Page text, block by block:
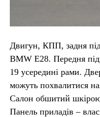
Двигун, КПП, задня
BMW E28. Передня
19 усередині рами.
можуть похвалитися
Салон обшитий
Панель приладів –